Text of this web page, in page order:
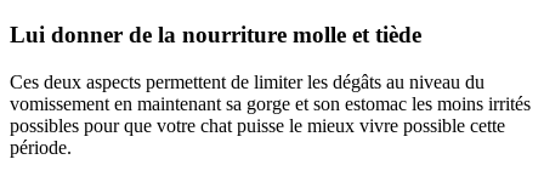
Lui donner de la nourriture molle et tiède
Ces deux aspects permettent de limiter les dégâts au niveau du
vomissement en maintenant sa gorge et son estomac les moins irrités
possibles pour que votre chat puisse le mieux vivre possible cette
période.